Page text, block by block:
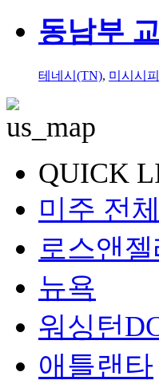
동남부
테네시(TN), 미시시
QUICK
미주 전체
로스앤
뉴욕
워싱턴
애틀랜타